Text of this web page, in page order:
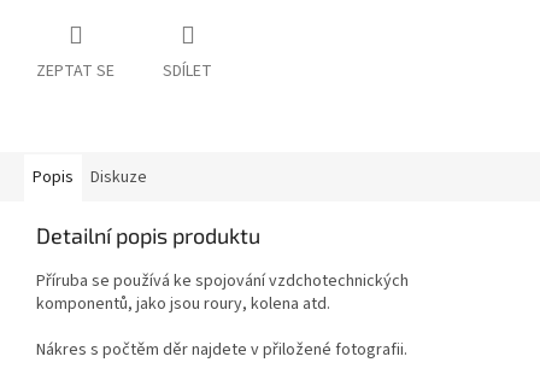
ZEPTAT SE SDÍLET
Popis Diskuze
Detailní popis produktu
Příruba se používá ke spojování vzdchotechnických
komponentů, jako jsou roury, kolena atd.
Nákres s počtěm děr najdete v přiložené fotografii.